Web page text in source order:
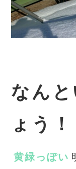
なん
ょう！
黄緑っぽい